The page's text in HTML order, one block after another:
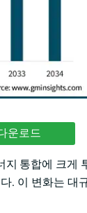
운로드
통합에 크게
. 이 변화는 대